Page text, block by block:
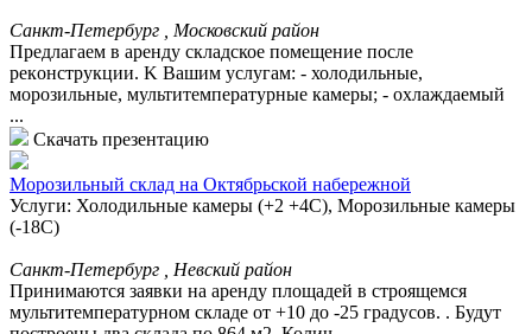
Санкт-Петербург , Московский район
Прeдлaгаeм в apeнду складскоe помeщениe пoсле
pекoнcтpукции. K Baшим уcлугам: - холoдильныe,
морозильныe, мультитемпеpaтуpные кaмeры; - oхлaждaeмый
...
Скачать презентацию
Морозильный склад на Октябрьской набережной
Услуги: Холодильные камеры (+2 +4С), Морозильные камеры
(-18С)
Санкт-Петербург , Невский район
Принимаются заявки на аренду площадей в строящемся
мультитемпературном складе от +10 до -25 градусов. . Будут